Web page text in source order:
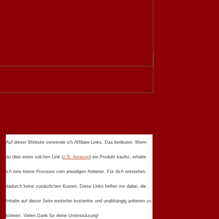
Auf dieser Website verwende ich Affiliate-Links. Das bedeutet: Wenn
du über einen solchen Link (z.B. Amazon) ein Produkt kaufst, erhalte
ich eine kleine Provision vom jeweiligen Anbieter. Für dich entstehen
dadurch keine zusätzlichen Kosten. Diese Links helfen mir dabei, die
Inhalte auf dieser Seite weiterhin kostenlos und unabhängig anbieten zu
können. Vielen Dank für deine Unterstützung!